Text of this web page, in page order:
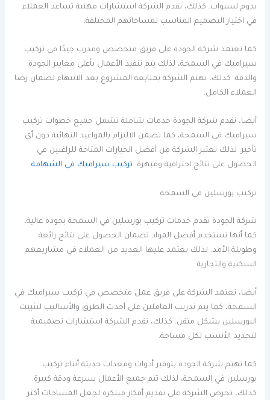
يدوم لسنوات. كذلك، تقدم الشركة استشارات مهنية تساعد العملاء
في اختيار التصميم المناسب لمساحاتهم المختلفة.
كما تعتمد شركة الجودة على فريق متخصص ومدرب جيدًا في تركيب
سيراميك في السمحة، لذلك يتم تنفيذ الأعمال بأعلى معايير الجودة
والدقة. كذلك، تهتم الشركة بمتابعة المشروع بعد الانتهاء لضمان رضا
العملاء الكامل.
أيضا، تقدم شركة الجودة خدمات شاملة تشمل جميع خطوات تركيب
سيراميك في السمحة، كما تضمن الالتزام بالمواعيد النهائية دون أي
تأخير. لذلك تعتبر الشركة من أفضل الخيارات المتاحة للراغبين في
الحصول على نتائج احترافية ومبهرة. تركيب سيراميك في الشهامة
تركيب بورسلين في السمحة
شركة الجودة تقدم خدمات تركيب بورسلين في السمحة بجودة عالية،
كما أنها تستخدم أفضل المواد لضمان الحصول على نتائج رائعة
وطويلة الأمد. لذلك يعتمد عليها العديد من العملاء في مشاريعهم
السكنية والتجارية.
أيضا، تعتمد الشركة على فريق عمل متخصص في تركيب سيراميك في
السمحة، كما يتم تدريب العاملين على أحدث الطرق والأساليب لتثبيت
البورسلين بشكل متقن. كذلك، تقدم الشركة استشارات تصميمية
لتحديد الأنسب لكل مساحة.
كما تهتم شركة الجودة بتوفير أدوات ومعدات حديثة أثناء تركيب
بورسلين في السمحة، لذلك تتم جميع الأعمال بسرعة ودقة كبيرة.
كذلك، تحرص الشركة على تقديم أفكار مبتكرة لجعل المساحات أكثر